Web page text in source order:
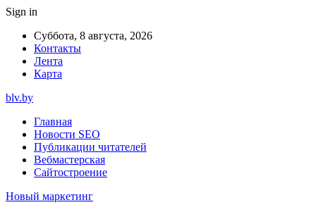
Sign in
Суббота, 8 августа, 2026
Контакты
Лента
Карта
blv.by
Главная
Новости SEO
Публикации читателей
Вебмастерская
Сайтостроение
Новый маркетинг